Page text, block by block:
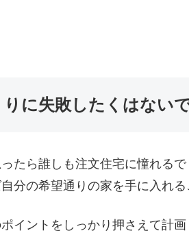
に失敗したくはない
たら誰しも注文住宅に憧れるで
分の希望通りの家を手に入れる
イントをしっかり押さえて計